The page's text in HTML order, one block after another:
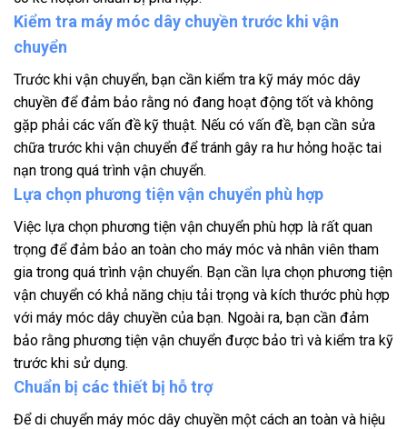
Kiểm tra máy móc dây chuyền trước khi vận
chuyển
Trước khi vận chuyển, bạn cần kiểm tra kỹ máy móc dây
chuyền để đảm bảo rằng nó đang hoạt động tốt và không
gặp phải các vấn đề kỹ thuật. Nếu có vấn đề, bạn cần sửa
chữa trước khi vận chuyển để tránh gây ra hư hỏng hoặc tai
nạn trong quá trình vận chuyển.
Lựa chọn phương tiện vận chuyển phù hợp
Việc lựa chọn phương tiện vận chuyển phù hợp là rất quan
trọng để đảm bảo an toàn cho máy móc và nhân viên tham
gia trong quá trình vận chuyển. Bạn cần lựa chọn phương tiện
vận chuyển có khả năng chịu tải trọng và kích thước phù hợp
với máy móc dây chuyền của bạn. Ngoài ra, bạn cần đảm
bảo rằng phương tiện vận chuyển được bảo trì và kiểm tra kỹ
trước khi sử dụng.
Chuẩn bị các thiết bị hỗ trợ
Để di chuyển máy móc dây chuyền một cách an toàn và hiệu